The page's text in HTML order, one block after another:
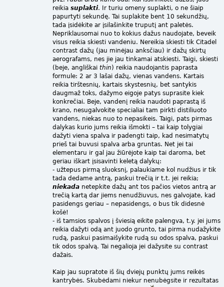
reikia suplakti. Ir turiu omeny suplakti, o ne šiaip
papurtyti sekundę. Tai suplakite bent 10 sekundžių,
tada įsidėkite ar įsilašinkite truputį ant paletės.
Nepriklausomai nuo to kokius dažus naudojate, beveik
visus reikia skiesti vandeniu. Nereikia skiesti tik Citadel
contrast dažų (jau minėjau anksčiau) ir dažų skirtų
aerografams, nes jie jau tinkamai atskiesti. Taigi, skiesti
(beje, angliškai thin) reikia naudojantis paprasta
formule: 2 ar 3 lašai dažų, vienas vandens. Kartais
reikia tirštesnių, kartais skystesnių, bet santykis
daugmaž toks, dažymo eigoje patys suprasite kiek
konkrečiai. Beje, vandenį reikia naudoti paprastą iš
krano, nesugalvokite specialiai tam pirkti distiliuoto
vandens, niekas nuo to nepasikeis. Taigi, pats pirmas
dalykas kurio jums reikia išmokti – tai kaip tolygiai
dažyti viena spalva ir padengti taip, kad nesimatytų
prieš tai buvusi spalva arba gruntas. Net jei tai
elementaru ir gal jau žiūrėjote kaip tai daroma, bet
geriau iškart įsisavinti keletą dalykų:
- užtepus pirmą sluoksnį, palaukiame kol nudžius ir tik
tada dedame antrą, paskui trečią ir t.t. jei reikia;
niekadanetepkite dažų ant tos pačios vietos antrą ar
trečią kartą dar jiems nenudžiuvus, nes galvojate, kad
pasidengs geriau – nepasidengs, o bus tik didesnė
košė!
- iš tamsios spalvos į šviesią eikite palengva, t.y. jei jums
reikia dažyti odą ant juodo grunto, tai pirma nudažykite
rudą, paskui pasimaišykite rudą su odos spalva, paskui
tik odos spalvą. Tai negalioja jei dažysite su contrast
dažais.
Kaip jau supratote iš šių dviejų punktų jums reikės
kantrybės. Skubėdami niekur nenubėgsite ir rezultatas